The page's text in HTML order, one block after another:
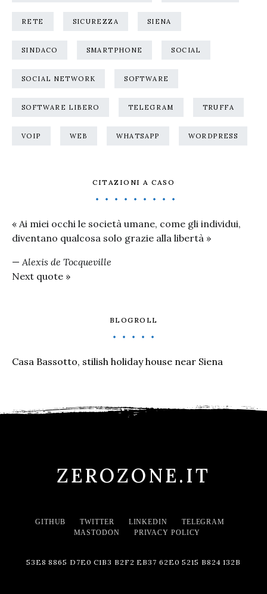
RETE SICUREZZA SIENA
SINDACO SMARTPHONE SOCIAL
SOCIAL NETWORK SOFTWARE
SOFTWARE LIBERO TELEGRAM TRUFFA
VOIP WEB WHATSAPP WORDPRESS
CITAZIONI A CASO
« Ai miei occhi le società umane, come gli individui,
diventano qualcosa solo grazie alla libertà »
—Alexis de Tocqueville
Next quote »
BLOGROLL
Casa Bassotto, stilish holiday house near Siena
ZEROZONE.IT
GITHUB TWITTER LINKEDIN
TELEGRAM
MASTODON
PRIVACY POLICY
53E8 8865 D7E0 C1B3 B2F2 EB37 62E0 5215 B824 132B